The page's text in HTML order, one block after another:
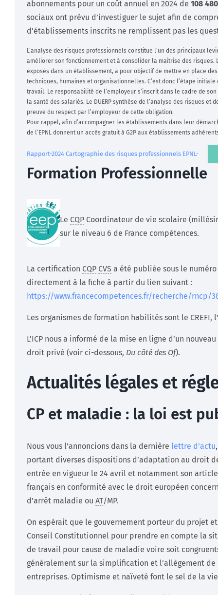
abonnements pour un coût annuel en 2024 de 108
sociaux ont prévu d’investiguer le sujet afin de
d’établissements inscrits ne remplissent pas les
L’analyse des risques professionnels constitue l’un des principaux
améliorer son fonctionnement et à consolider la maitrise des risques.
exposés dans un établissement, a pour objectif de mettre en place
techniques, humaines et organisationnelles. C’est donc l’étape
travail. Le responsabilité de l’employeur s’inscrit dans le cadre de
la santé des salariés. Le DUERP synthèse de l’analyse des risques
preuve du respect par l’employeur de cette obligation.
Pour rappel, afin d’accompagner les établissements dans leur
de l’EPNL donnent un accès gratuit à G2P aux établissements
Rapport-2024 Cartographie des risques professionnels EPNL-
Formation Professionnelle
Le CQP Coordinateur de vie scolaire
sur le niveau 6 de France compétences.
La certification CQP CVS a été publiée sous le numéro
directement à la fiche à partir du lien suivant :
https://www.francecompetences.fr/recherche/rncp/
Les organismes de formation habilités sont le CREFI,
L’ICP nous a informé de la mise en ligne d’un
droit privé (voir ci-dessous, Du côté des Of).
Actualités légales et
CP et maladie : la loi est
Nous vous l’annoncions dans la dernière lettre d’actu
portant diverses dispositions d’adaptation au droit
entrée en vigueur le 24 avril et notamment son
français en conformité avec le droit européen
d’arrêt maladie ou AT/MP.
On espérait que le gouvernement porteur du projet
Conseil Constitutionnel pour prendre en compte la
de travail pour cause de maladie voire soit
généralement sur la simplification et l’allègement
entreprises. Optimisme et naïveté font le sel de la